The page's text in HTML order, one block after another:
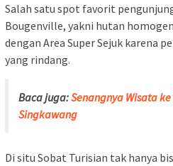
Salah satu spot favorit
Bougenville, yakni hutan
dengan Area Super Sejuk karena
yang rindang.
Baca juga:Senangnya Wisata
Singkawang
Di situ Sobat Turisian tak hanya